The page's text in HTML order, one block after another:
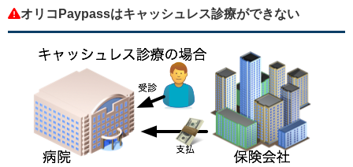
オリコPaypassはキャッシュレス診療ができない